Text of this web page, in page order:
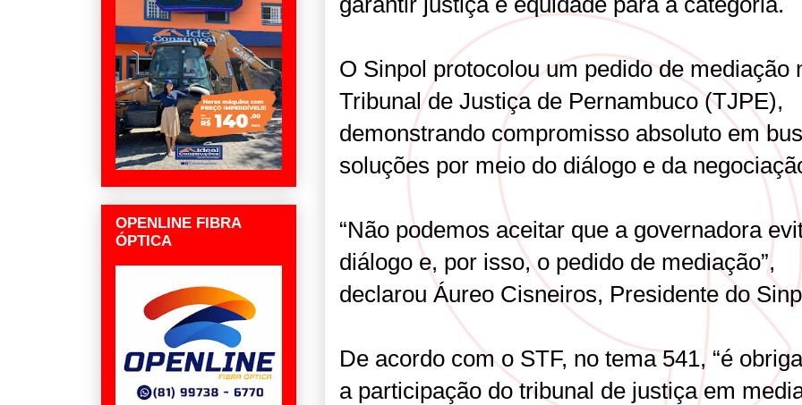
O Sinpol protocolou um pedido de mediação
Tribunal de Justiça de Pernambuco (TJPE),
demonstrando compromisso absoluto em
soluções por meio do diálogo e da
“Não podemos aceitar que a governadora
diálogo e, por isso, o pedido de mediação”,
declarou Áureo Cisneiros, Presidente do
De acordo com o STF, no tema 541, “é
a participação do tribunal de justiça em
OPENLINE FIBRA
ÓPTICA